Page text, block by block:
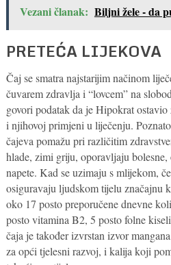
Vezani članak: Biljni žele - da
PRETEĆA LIJEKOVA
Čaj se smatra najstarijim načinom
čuvarem zdravlja i “lovcem” na
govori podatak da je Hipokrat
i njihovoj primjeni u liječenju.
čajeva pomažu pri različitim
hlade, zimi griju, oporavljaju
napete. Kad se uzimaju s mlijekom,
osiguravaju ljudskom tijelu značajnu
oko 17 posto preporučene dnevne
posto vitamina B2, 5 posto folne
čaja je također izvrstan izvor
za opći tjelesni razvoj, i kalija koji